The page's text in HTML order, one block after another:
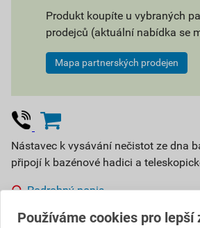
Produkt koupíte u vybraných
prodejců (aktuální nabídka se
Mapa partnerských prodejen
Nástavec k vysávání nečistot ze dna
připojí k bazénové hadici a
Podrobný popis
Vyberte si prodejnu
Používáme cookies pro lepší